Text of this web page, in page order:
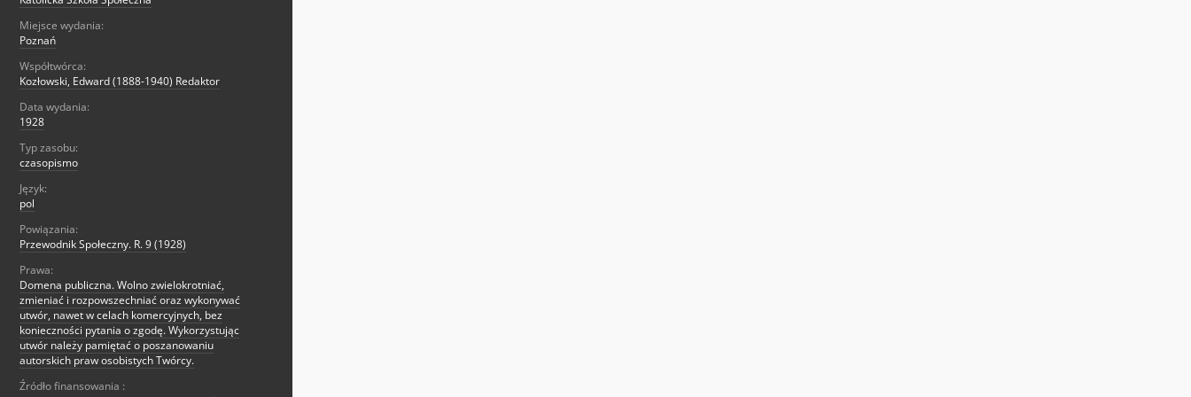
Miejsce wydania:
Poznań
Współtwórca:
Kozłowski, Edward (1888-1940) Redaktor
Data wydania:
1928
Typ zasobu:
czasopismo
Język:
pol
Powiązania:
Przewodnik Społeczny. R. 9 (1928)
Prawa:
Domena publiczna. Wolno zwielokrotniać,
zmieniać i rozpowszechniać oraz wykonywać
utwór, nawet w celach komercyjnych, bez
konieczności pytania o zgodę. Wykorzystując
utwór należy pamiętać o poszanowaniu
autorskich praw osobistych Twórcy.
Źródło finansowania :